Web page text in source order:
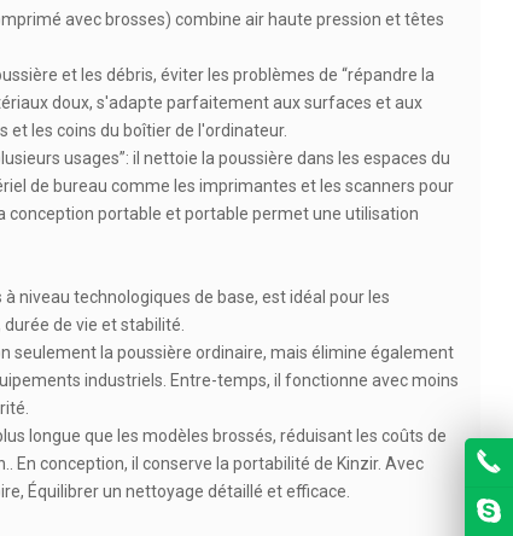
avec brosses) combine air haute pression et têtes
et les débris, éviter les problèmes de “répandre la
doux, s'adapte parfaitement aux surfaces et aux
les coins du boîtier de l'ordinateur.
usages”: il nettoie la poussière dans les espaces du
de bureau comme les imprimantes et les scanners pour
conception portable et portable permet une utilisation
niveau technologiques de base, est idéal pour les
de vie et stabilité.
seulement la poussière ordinaire, mais élimine également
industriels. Entre-temps, il fonctionne avec moins
longue que les modèles brossés, réduisant les coûts de
conception, il conserve la portabilité de Kinzir. Avec
Équilibrer un nettoyage détaillé et efficace.